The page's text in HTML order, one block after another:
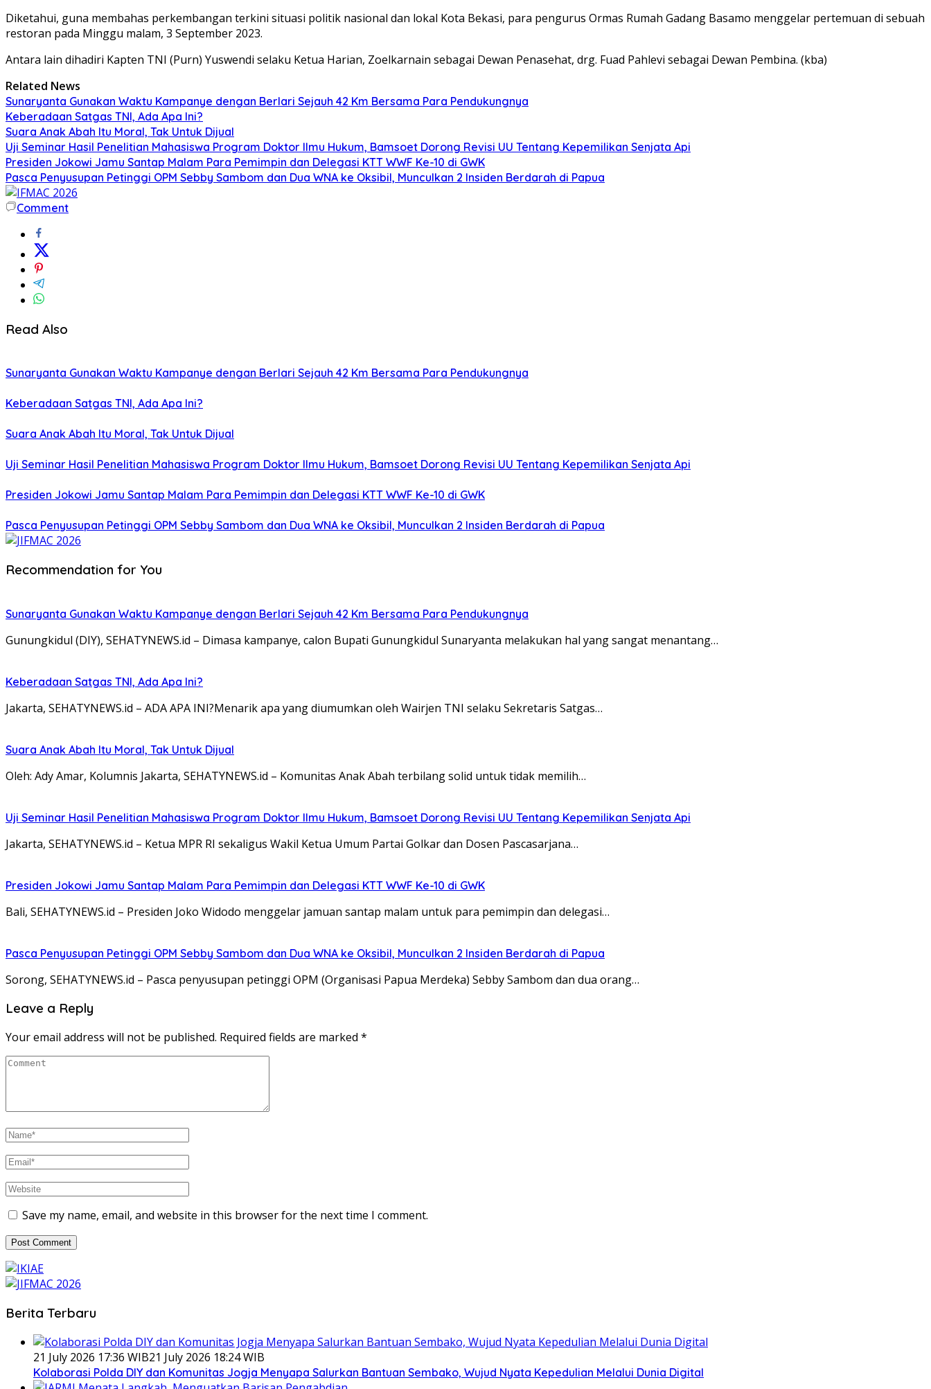
Diketahui, guna membahas perkembangan terkini situasi politik nasional dan lokal Kota Bekasi, para pengurus Ormas Rumah Gadang Basamo menggelar pertemuan di sebuah
restoran pada Minggu malam, 3 September 2023.
Antara lain dihadiri Kapten TNI (Purn) Yuswendi selaku Ketua Harian, Zoelkarnain sebagai Dewan Penasehat, drg. Fuad Pahlevi sebagai Dewan Pembina. (kba)
Related News
Sunaryanta Gunakan Waktu Kampanye dengan Berlari Sejauh 42 Km Bersama Para Pendukungnya
Keberadaan Satgas TNI, Ada Apa Ini?
Suara Anak Abah Itu Moral, Tak Untuk Dijual
Uji Seminar Hasil Penelitian Mahasiswa Program Doktor Ilmu Hukum, Bamsoet Dorong Revisi UU Tentang Kepemilikan Senjata Api
Presiden Jokowi Jamu Santap Malam Para Pemimpin dan Delegasi KTT WWF Ke-10 di GWK
Pasca Penyusupan Petinggi OPM Sebby Sambom dan Dua WNA ke Oksibil, Munculkan 2 Insiden Berdarah di Papua
Comment
Read Also
Sunaryanta Gunakan Waktu Kampanye dengan Berlari Sejauh 42 Km Bersama Para Pendukungnya
Keberadaan Satgas TNI, Ada Apa Ini?
Suara Anak Abah Itu Moral, Tak Untuk Dijual
Uji Seminar Hasil Penelitian Mahasiswa Program Doktor Ilmu Hukum, Bamsoet Dorong Revisi UU Tentang Kepemilikan Senjata Api
Presiden Jokowi Jamu Santap Malam Para Pemimpin dan Delegasi KTT WWF Ke-10 di GWK
Pasca Penyusupan Petinggi OPM Sebby Sambom dan Dua WNA ke Oksibil, Munculkan 2 Insiden Berdarah di Papua
Recommendation for You
Sunaryanta Gunakan Waktu Kampanye dengan Berlari Sejauh 42 Km Bersama Para Pendukungnya
Gunungkidul (DIY), SEHATYNEWS.id – Dimasa kampanye, calon Bupati Gunungkidul Sunaryanta melakukan hal yang sangat menantang…
Keberadaan Satgas TNI, Ada Apa Ini?
Jakarta, SEHATYNEWS.id – ADA APA INI?Menarik apa yang diumumkan oleh Wairjen TNI selaku Sekretaris Satgas…
Suara Anak Abah Itu Moral, Tak Untuk Dijual
Oleh: Ady Amar, Kolumnis Jakarta, SEHATYNEWS.id – Komunitas Anak Abah terbilang solid untuk tidak memilih…
Uji Seminar Hasil Penelitian Mahasiswa Program Doktor Ilmu Hukum, Bamsoet Dorong Revisi UU Tentang Kepemilikan Senjata Api
Jakarta, SEHATYNEWS.id – Ketua MPR RI sekaligus Wakil Ketua Umum Partai Golkar dan Dosen Pascasarjana…
Presiden Jokowi Jamu Santap Malam Para Pemimpin dan Delegasi KTT WWF Ke-10 di GWK
Bali, SEHATYNEWS.id – Presiden Joko Widodo menggelar jamuan santap malam untuk para pemimpin dan delegasi…
Pasca Penyusupan Petinggi OPM Sebby Sambom dan Dua WNA ke Oksibil, Munculkan 2 Insiden Berdarah di Papua
Sorong, SEHATYNEWS.id – Pasca penyusupan petinggi OPM (Organisasi Papua Merdeka) Sebby Sambom dan dua orang…
Leave a Reply
Your email address will not be published. Required fields are marked *
Save my name, email, and website in this browser for the next time I comment.
Berita Terbaru
21 July 2026 17:36 WIB21 July 2026 18:24 WIB
Kolaborasi Polda DIY dan Komunitas Jogja Menyapa Salurkan Bantuan Sembako, Wujud Nyata Kepedulian Melalui Dunia Digital